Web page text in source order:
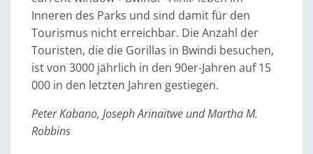
Inneren des Parks und sind damit für den
Tourismus nicht erreichbar. Die Anzahl der
Touristen, die die Gorillas in Bwindi besuchen,
ist von 3000 jährlich in den 90er-Jahren auf 15
000 in den letzten Jahren gestiegen.
Peter Kabano, Joseph Arinaitwe und Martha M.
Robbins